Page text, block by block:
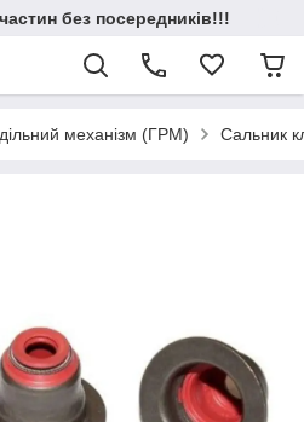
без посередників!!!
механізм (ГРМ) Сальник